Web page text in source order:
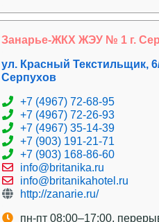
Занарье-ЖКХ ЖЭУ № 1 г.
ул. Красный Текстильщик,
Серпухов
+7 (4967) 72-68-95
+7 (4967) 72-26-93
+7 (4967) 35-14-39
+7 (903) 191-21-71
+7 (903) 168-86-60
info@britanika.ru
info@britanikahotel.ru
http://zanarie.ru/
пн-пт 08:00–17:00,